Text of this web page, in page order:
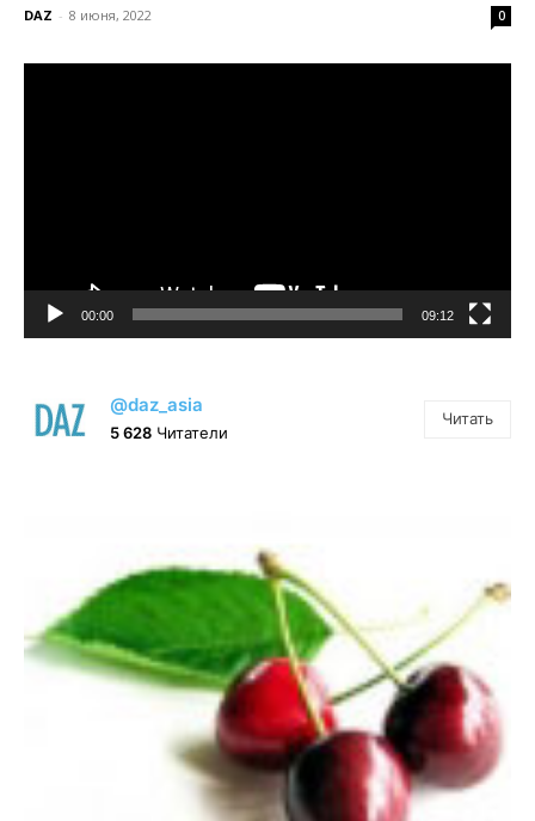
DAZ - 8 июня, 2022 0
00:00 09:12
@daz_asia
5 628 Читатели
Читать